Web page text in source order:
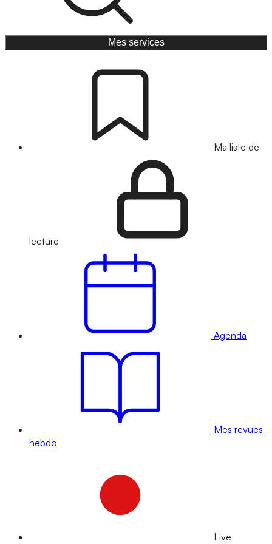
Mes services
Ma liste de
lecture
Agenda
Mes revues
hebdo
Live